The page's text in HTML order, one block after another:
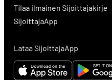
Tilaa ilmainen Sijoittajakirje
SijoittajaApp
Lataa SijoittajaApp